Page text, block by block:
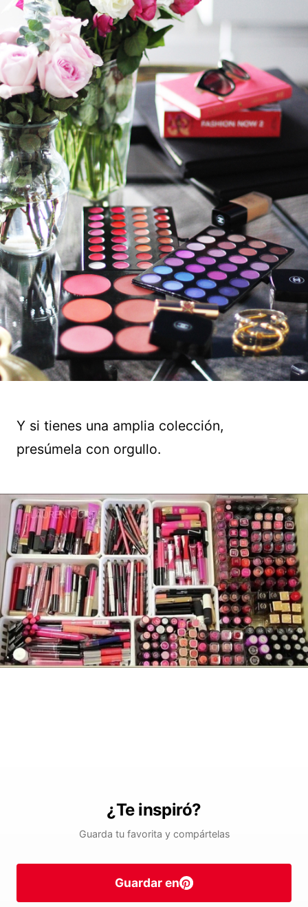
Y si tienes una amplia colección,
presúmela con orgullo.
¿Te inspiró?
Guarda tu favorita y compártelas
Guardar en